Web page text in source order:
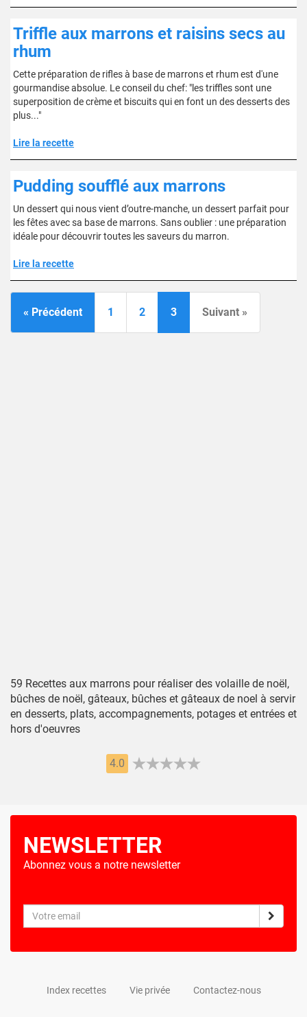
Triffle aux marrons et raisins secs au
rhum
Cette préparation de rifles à base de marrons et rhum est d'une
gourmandise absolue. Le conseil du chef: "les triffles sont une
superposition de crème et biscuits qui en font un des desserts des
plus..."
Lire la recette
Pudding soufflé aux marrons
Un dessert qui nous vient d’outre-manche, un dessert parfait pour
les fêtes avec sa base de marrons. Sans oublier : une préparation
idéale pour découvrir toutes les saveurs du marron.
Lire la recette
« Précédent 1 2 3 Suivant »
59 Recettes aux marrons pour réaliser des volaille de noël,
bûches de noël, gâteaux, bûches et gâteaux de noel à servir
en desserts, plats, accompagnements, potages et entrées et
hors d'oeuvres
4.0
NEWSLETTER
Abonnez vous a notre newsletter
Index recettes Vie privée Contactez-nous